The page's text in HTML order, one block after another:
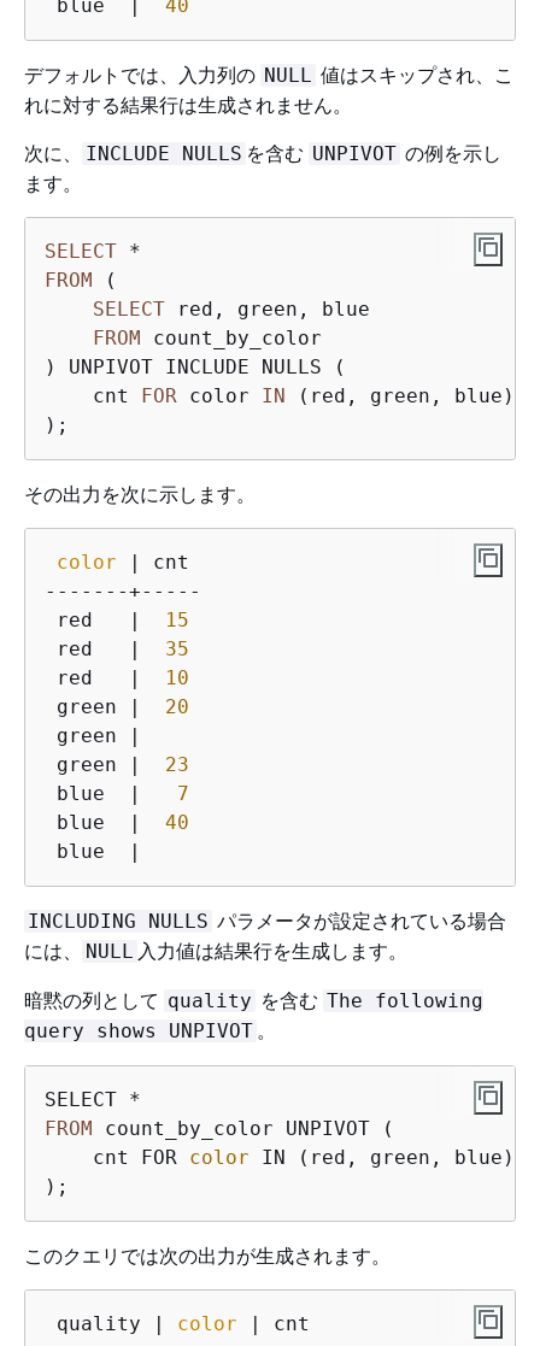
blue  | 40
デフォルトでは、入力列の NULL 値はスキップされ、こ
れに対する結果行は生成されません。
次に、
INCLUDE NULLS を含む UNPIVOT の例を示し
ます。
SELECT *
FROM (
SELECT red, green, blue
FROM count_by_color
) UNPIVOT INCLUDE NULLS (
    cnt
FOR color IN (red, green, blue)
);
その出力を次に示します。
color | cnt
-------+-----
red   |
15
red   | 35
red   |
10
green | 20
green |
green | 23
blue  | 7
blue  | 40
blue  |
INCLUDING NULLS パラメータが設定されている場合
には、
NULL 入力値は結果行を生成します。
暗黙の列として quality を含む The following
query shows UNPIVOT 。
FROM count_by_color UNPIVOT (
    cnt FOR
color IN (red, green, blue)
);
このクエリでは次の出力が生成されます。
quality | color | cnt